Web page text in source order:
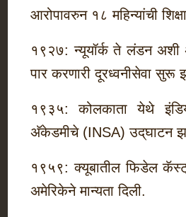
आरोपावरुन १८ महिन्यांची
१९२७: न्यूयॉर्क ते लंडन अशी
पार करणारी दूरध्वनीसेवा सुरू
१९३५: कोलकाता येथे
अ‍ॅकेडमीचे (INSA) उद्‌घाटन
१९५९: क्यूबातील फिडेल
अमेरिकेने मान्यता दिली.